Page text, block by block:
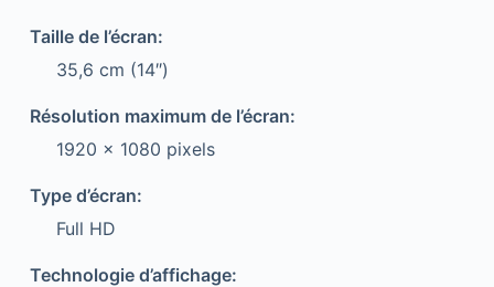
Taille de l’écran:
35,6 cm (14″)
Résolution maximum de l’écran:
1920 x 1080 pixels
Type d’écran:
Full HD
Technologie d’affichage: